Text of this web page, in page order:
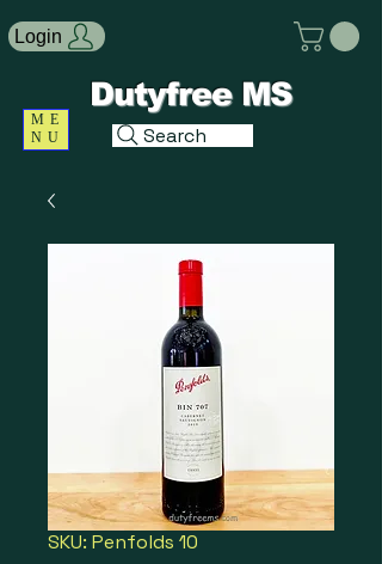
ME
NU
Search
Login
Dutyfree MS
SKU: Penfolds 10